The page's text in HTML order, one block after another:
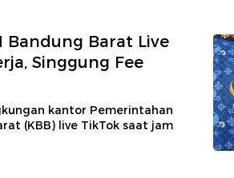
Bandung Barat Live
Singgung Fee
kantor Pemerintahan
(KBB) live TikTok saat jam